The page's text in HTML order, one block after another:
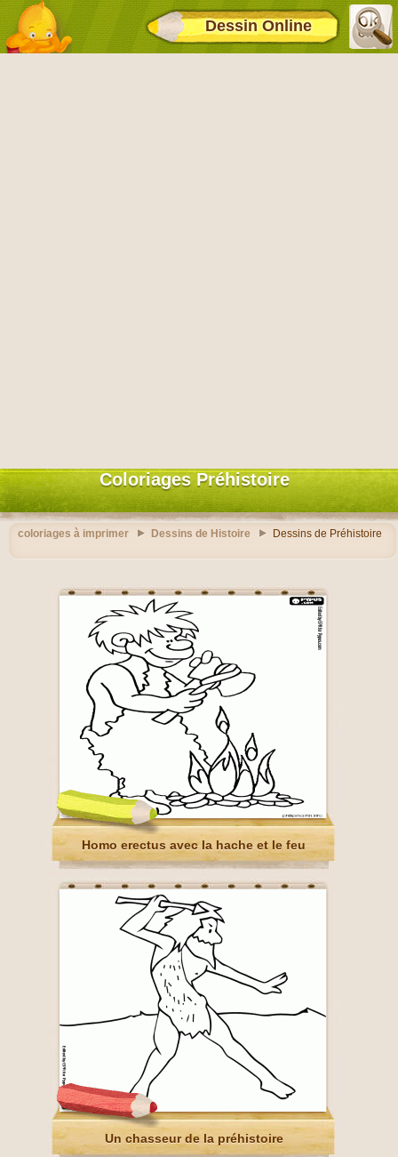
Dessin Online
Coloriages Préhistoire
coloriages à imprimer Dessins de Histoire Dessins de Préhistoire
Homo erectus avec la hache et le feu
Un chasseur de la préhistoire